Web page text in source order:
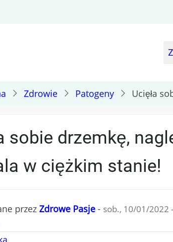
Zdrowie Patogeny Ucięła
sobie drzemkę,
w ciężkim stanie!
przez Zdrowe Pasje - sob., 10/01/2022